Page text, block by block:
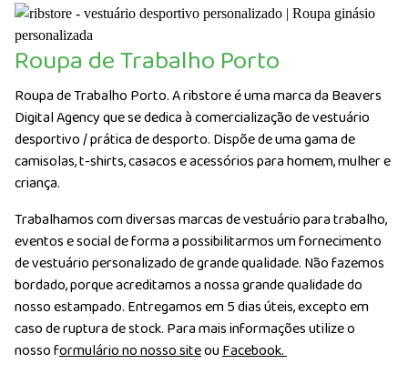
Roupa de Trabalho Porto
Roupa de Trabalho Porto. A ribstore é uma marca da Beavers
Digital Agency que se dedica à comercialização de vestuário
desportivo / prática de desporto. Dispõe de uma gama de
camisolas, t-shirts, casacos e acessórios para homem, mulher e
criança.
Trabalhamos com diversas marcas de vestuário para trabalho,
eventos e social de forma a possibilitarmos um fornecimento
de vestuário personalizado de grande qualidade. Não fazemos
bordado, porque acreditamos a nossa grande qualidade do
nosso estampado. Entregamos em 5 dias úteis, excepto em
caso de ruptura de stock. Para mais informações utilize o
nosso formulário no nosso siteouFacebook.